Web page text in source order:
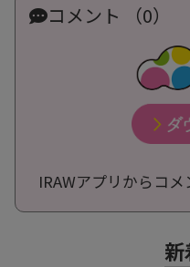
コメント （0）
IRAWアプリからコ